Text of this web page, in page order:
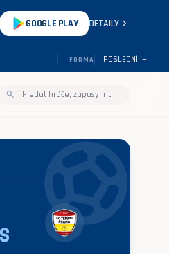
GOOGLE PLAY DETAILY chevron_right
FORMA POSLEDNÍ: —
search
sports_soccer